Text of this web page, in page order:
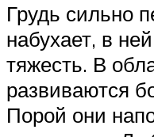
Грудь сильно
набухает, в
тяжесть. В
развиваются
Порой они